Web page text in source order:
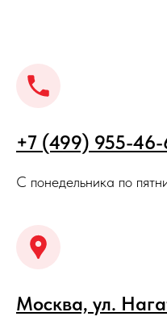
+7 (499) 955-46-
С понедельника по
Москва, ул.